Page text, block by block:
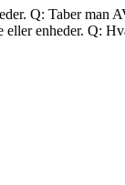
Q: Taber man
enheder. Q: